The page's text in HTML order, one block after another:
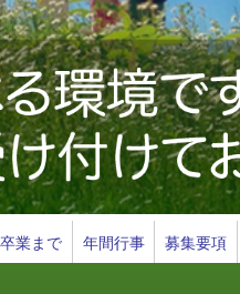
業まで 年間行事 募集要項